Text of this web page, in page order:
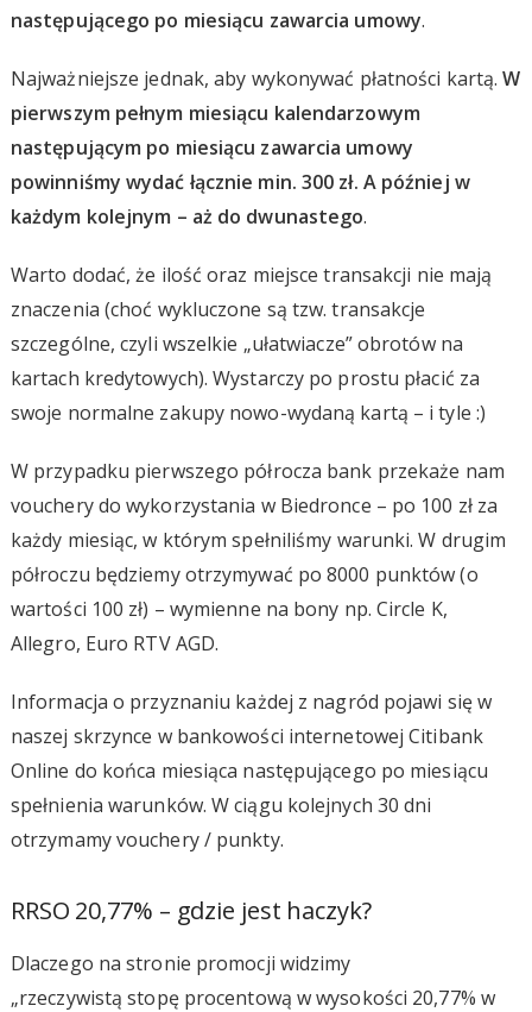
następującego po miesiącu zawarcia umowy.
Najważniejsze jednak, aby wykonywać płatności kartą.W
pierwszym pełnym miesiącu kalendarzowym
następującym po miesiącu zawarcia umowy
powinniśmy wydać łącznie min. 300 zł. A później w
każdym kolejnym – aż do dwunastego.
Warto dodać, że ilość oraz miejsce transakcji nie mają
znaczenia (choć wykluczone są tzw. transakcje
szczególne, czyli wszelkie „ułatwiacze” obrotów na
kartach kredytowych). Wystarczy po prostu płacić za
swoje normalne zakupy nowo-wydaną kartą – i tyle :)
W przypadku pierwszego półrocza bank przekaże nam
vouchery do wykorzystania w Biedronce – po 100 zł za
każdy miesiąc, w którym spełniliśmy warunki. W drugim
półroczu będziemy otrzymywać po 8000 punktów (o
wartości 100 zł) – wymienne na bony np. Circle K,
Allegro, Euro RTV AGD.
Informacja o przyznaniu każdej z nagród pojawi się w
naszej skrzynce w bankowości internetowej Citibank
Online do końca miesiąca następującego po miesiącu
spełnienia warunków. W ciągu kolejnych 30 dni
otrzymamy vouchery / punkty.
RRSO 20,77% – gdzie jest haczyk?
Dlaczego na stronie promocji widzimy
„rzeczywistą stopę procentową w wysokości 20,77% w